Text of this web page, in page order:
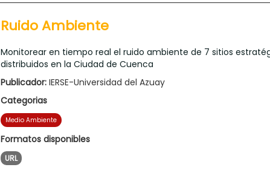
Ruido Ambiente
Monitorear en tiempo real el ruido ambiente de 7 sitios
distribuidos en la Ciudad de Cuenca
Publicador: IERSE-Universidad del Azuay
Categorias
Medio Ambiente
Formatos disponibles
URL